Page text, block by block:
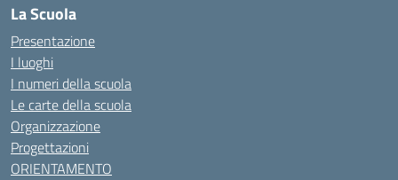
La Scuola
Presentazione
I luoghi
I numeri della scuola
Le carte della scuola
Organizzazione
Progettazioni
ORIENTAMENTO